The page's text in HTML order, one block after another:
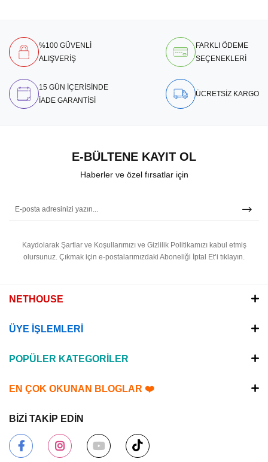
%100 GÜVENLİ
ALIŞVERİŞ
FARKLI ÖDEME
SEÇENEKLERİ
15 GÜN İÇERİSİNDE
İADE GARANTİSİ
ÜCRETSİZ KARGO
E-BÜLTENE KAYIT OL
Haberler ve özel fırsatlar için
Kaydolarak Şartlar ve Koşullarımızı ve Gizlilik Politikamızı kabul etmiş
olursunuz. Çıkmak için e-postalarımızdaki Aboneliği İptal Et’i tıklayın.
NETHOUSE
ÜYE İŞLEMLERİ
POPÜLER KATEGORİLER
EN ÇOK OKUNAN BLOGLAR ❤️
BİZİ TAKİP EDİN